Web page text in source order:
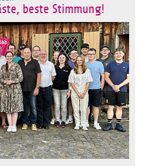
beste Stimmung!